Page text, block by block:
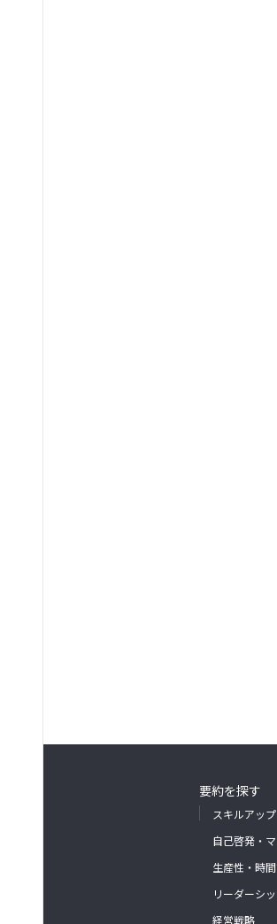
要約を探す
スキルアッ
自己啓発・
生産性・時
リーダーシ
経営戦略